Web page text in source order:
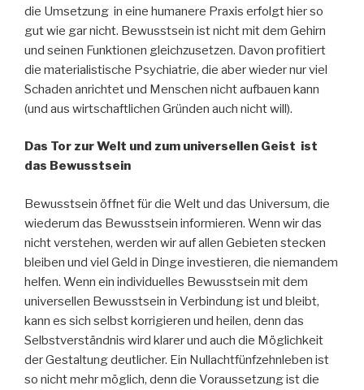
die Umsetzung in eine humanere Praxis erfolgt hier so
gut wie gar nicht. Bewusstsein ist nicht mit dem Gehirn
und seinen Funktionen gleichzusetzen. Davon profitiert
die materialistische Psychiatrie, die aber wieder nur viel
Schaden anrichtet und Menschen nicht aufbauen kann
(und aus wirtschaftlichen Gründen auch nicht will).
Das Tor zur Welt und zum universellen Geist ist
das Bewusstsein
Bewusstsein öffnet für die Welt und das Universum, die
wiederum das Bewusstsein informieren. Wenn wir das
nicht verstehen, werden wir auf allen Gebieten stecken
bleiben und viel Geld in Dinge investieren, die niemandem
helfen. Wenn ein individuelles Bewusstsein mit dem
universellen Bewusstsein in Verbindung ist und bleibt,
kann es sich selbst korrigieren und heilen, denn das
Selbstverständnis wird klarer und auch die Möglichkeit
der Gestaltung deutlicher. Ein Nullachtfünfzehnleben ist
so nicht mehr möglich, denn die Voraussetzung ist die